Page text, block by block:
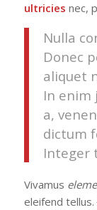
ultricies nec,
Nulla
Donec
aliquet
In enim
a,
dictum
Integer
Vivamus
eleifend tellus.